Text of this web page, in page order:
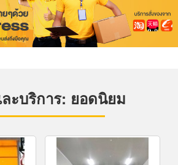
ะบริการ: ยอดนิยม